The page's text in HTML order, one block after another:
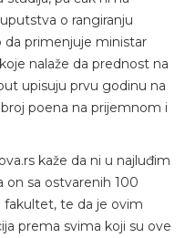
o rangiranju
da primenjuje ministar
nalaže da prednost na
upisuju prvu godinu na
poena na prijemnom i
kaže da ni u najluđim
on sa ostvarenih 100
fakultet, te da je ovim
prema svima koji su ove